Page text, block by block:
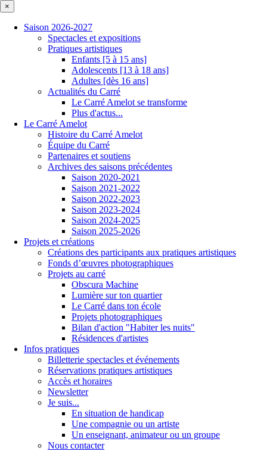
×
Saison 2026-2027
Spectacles et expositions
Pratiques artistiques
Enfants [5 à 15 ans]
Adolescents [13 à 18 ans]
Adultes [dès 16 ans]
Actualités du Carré
Le Carré Amelot se transforme
Plus d'actus...
Le Carré Amelot
Histoire du Carré Amelot
Équipe du Carré
Partenaires et soutiens
Archives des saisons précédentes
Saison 2020-2021
Saison 2021-2022
Saison 2022-2023
Saison 2023-2024
Saison 2024-2025
Saison 2025-2026
Projets et créations
Créations des participants aux pratiques artistiques
Fonds d’œuvres photographiques
Projets au carré
Obscura Machine
Lumière sur ton quartier
Le Carré dans ton école
Projets photographiques
Bilan d'action "Habiter les nuits"
Résidences d'artistes
Infos pratiques
Billetterie spectacles et événements
Réservations pratiques artistiques
Accès et horaires
Newsletter
Je suis...
En situation de handicap
Une compagnie ou un artiste
Un enseignant, animateur ou un groupe
Nous contacter